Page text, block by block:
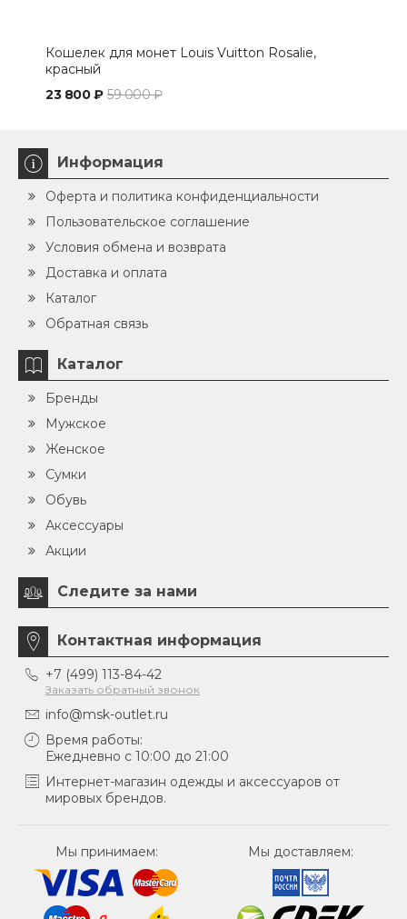
Кошелек для монет Louis Vuitton Rosalie,
красный
23 800 ₽ 59 000 ₽
Информация
Оферта и политика конфиденциальности
Пользовательское соглашение
Условия обмена и возврата
Доставка и оплата
Каталог
Обратная связь
Каталог
Бренды
Мужское
Женское
Сумки
Обувь
Аксессуары
Акции
Следите за нами
Контактная информация
+7 (499) 113-84-42
Заказать обратный звонок
info@msk-outlet.ru
Время работы:
Ежедневно с 10:00 до 21:00
Интернет-магазин одежды и аксессуаров от
мировых брендов.
Мы принимаем: Мы доставляем: